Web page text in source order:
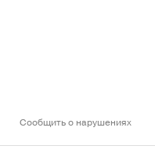
Сообщить о нарушениях